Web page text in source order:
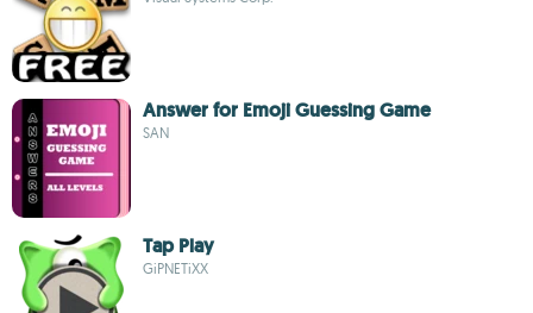
Answer for Emoji Guessing Game
SAN
Tap Play
GiPNETiXX